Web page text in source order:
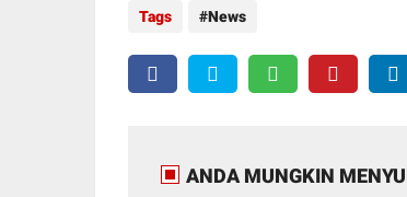
Tags News
ANDA MUNGKIN